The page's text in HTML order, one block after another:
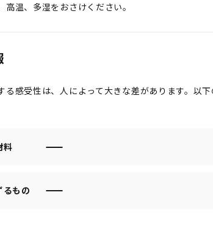
温、多湿をおさけください。
る感受性は、人によって大きな差があります。以
料
るもの